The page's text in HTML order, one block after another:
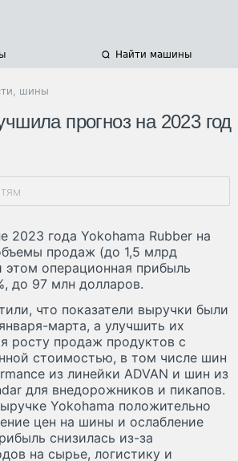
Найти машины
шины
прогноз на 2023 год
2023 года Yokohama Rubber на
продаж (до 1,5 млрд
этом операционная прибыль
до 97 млн долларов.
что показатели выручки были
марта, а улучшить их
росту продаж продуктов с
стоимостью, в том числе шин
из линейки ADVAN и шин из
для внедорожников и пикапов.
Yokohama положительно
цен на шины и ослабление
снизилась из-за
на сырье, логистику и